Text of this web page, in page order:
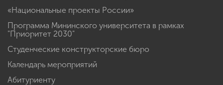
«Национальные проекты России»
Программа Мининского университета в рамках
"Приоритет 2030"
Студенческие конструкторские бюро
Календарь мероприятий
Абитуриенту